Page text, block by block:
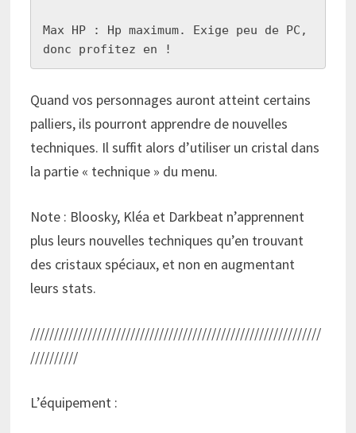
Max HP : Hp maximum. Exige peu de PC,
donc profitez en !
Quand vos personnages auront atteint certains
palliers, ils pourront apprendre de nouvelles
techniques. Il suffit alors d’utiliser un cristal dans
la partie « technique » du menu.
Note : Bloosky, Kléa et Darkbeat n’apprennent
plus leurs nouvelles techniques qu’en trouvant
des cristaux spéciaux, et non en augmentant
leurs stats.
/////////////////////////////////////////////////////////////
//////////
L’équipement :